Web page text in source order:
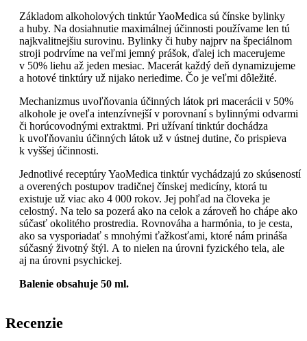
Základom alkoholových tinktúr YaoMedica sú čínske bylinky
a huby. Na dosiahnutie maximálnej účinnosti používame len tú
najkvalitnejšiu surovinu. Bylinky či huby najprv na špeciálnom
stroji podrvíme na veľmi jemný prášok, ďalej ich macerujeme
v 50% liehu až jeden mesiac. Macerát každý deň dynamizujeme
a hotové tinktúry už nijako neriedime. Čo je veľmi dôležité.
Mechanizmus uvoľňovania účinných látok pri macerácii v 50%
alkohole je oveľa intenzívnejší v porovnaní s bylinnými odvarmi
či horúcovodnými extraktmi. Pri užívaní tinktúr dochádza
k uvoľňovaniu účinných látok už v ústnej dutine, čo prispieva
k vyššej účinnosti.
Jednotlivé receptúry YaoMedica tinktúr vychádzajú zo skúseností
a overených postupov tradičnej čínskej medicíny, ktorá tu
existuje už viac ako 4 000 rokov. Jej pohľad na človeka je
celostný. Na telo sa pozerá ako na celok a zároveň ho chápe ako
súčasť okolitého prostredia. Rovnováha a harmónia, to je cesta,
ako sa vysporiadať s mnohými ťažkosťami, ktoré nám prináša
súčasný životný štýl. A to nielen na úrovni fyzického tela, ale
aj na úrovni psychickej.
Balenie obsahuje 50 ml.
Recenzie